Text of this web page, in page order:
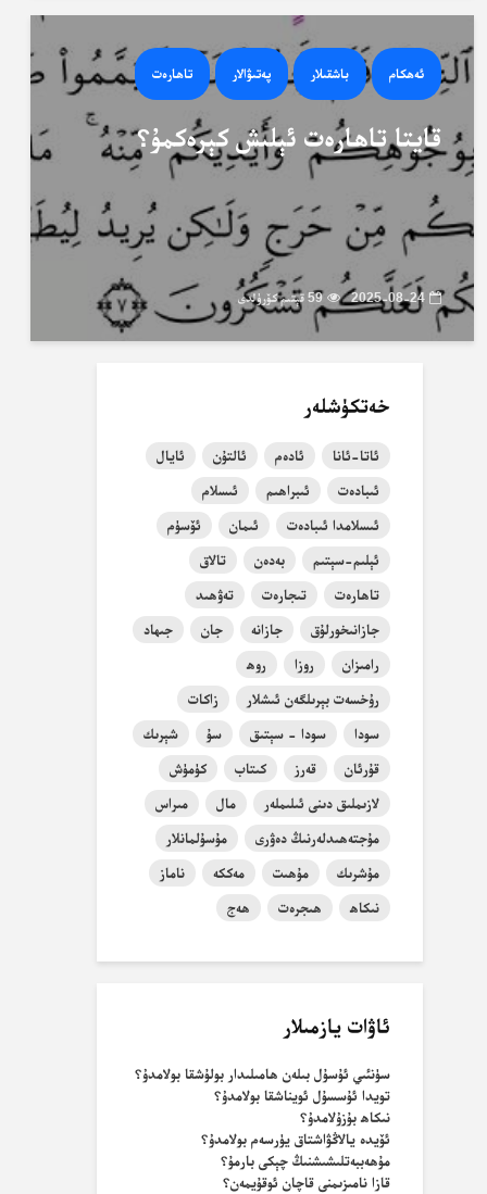
ئەھكام باشقىلار پەتىۋالار تاھارەت
قايتا تاھارەت ئېلىش كېرەكمۇ؟
2025-08-24 59 قېتىم كۆرۈلدى
خەتكۈشلەر
ئاتا-ئانا ئادەم ئالتۇن
ئايال
ئىبادەت
ئىبراھىم
ئىسلام
ئىسلامدا ئىبادەت
ئىمان
ئۆسۈم
ئېلىم-سېتىم
بەدەن
تالاق
تاھارەت
تىجارەت
تەۋھىد
جازانىخورلۇق
جازانە جان
جىھاد
رامىزان
روزا
روھ
رۇخسەت بېرىلگەن ئىشلار
زاكات
سودا
سودا - سېتىق سۇ
شېرىك
قۇرئان
قەرز كىتاب
كۈمۈش
لازىملىق دىنى ئىلىملەر
مال
مىراس
مۇجتەھىدلەرنىڭ دەۋرى
مۇسۇلمانلار
مۇشرىك
مۇھىت مەككە
ناماز
نىكاھ
ھىجرەت ھەج
ئاۋات يازمىلار
سۈنئىي ئۇسۇل بىلەن ھامىلىدار بولۇشقا بولامدۇ؟
تويدا ئۇسسۇل ئويناشقا بولامدۇ؟
نىكاھ بۇزۇلامدۇ؟
ئۆيدە يالاڭۋاشتاق يۈرسەم بولامدۇ؟
مۇھەببەتلىشىشنىڭ چېكى بارمۇ؟
قازا نامىزىمنى قاچان ئوقۇيمەن؟